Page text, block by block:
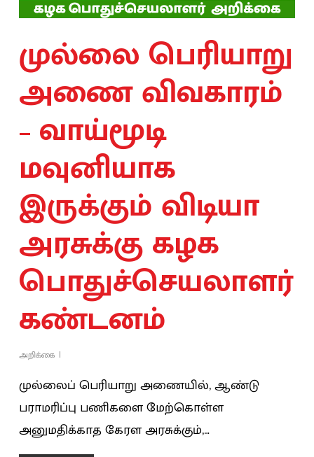
முல்லை பெரியாறு
அணை விவகாரம்
– வாய்மூடி
மவுனியாக
இருக்கும் விடியா
அரசுக்கு கழக
பொதுச்செயலாளர்
கண்டனம்
அறிக்கை
முல்லைப் பெரியாறு அணையில், ஆண்டு
பராமரிப்பு பணிகளை மேற்கொள்ள
அனுமதிக்காத கேரள அரசுக்கும்,…